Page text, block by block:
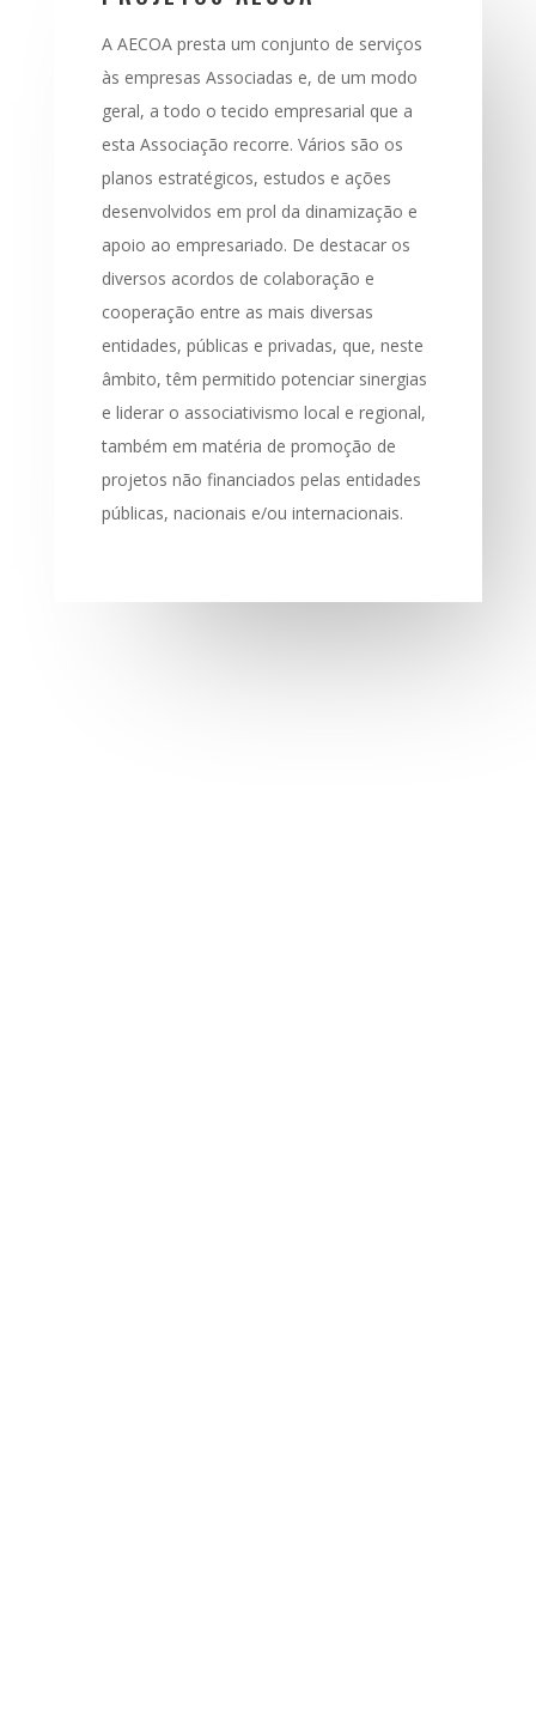
A AECOA presta um conjunto de serviços
às empresas Associadas e, de um modo
geral, a todo o tecido empresarial que a
esta Associação recorre. Vários são os
planos estratégicos, estudos e ações
desenvolvidos em prol da dinamização e
apoio ao empresariado. De destacar os
diversos acordos de colaboração e
cooperação entre as mais diversas
entidades, públicas e privadas, que, neste
âmbito, têm permitido potenciar sinergias
e liderar o associativismo local e regional,
também em matéria de promoção de
projetos não financiados pelas entidades
públicas, nacionais e/ou internacionais.